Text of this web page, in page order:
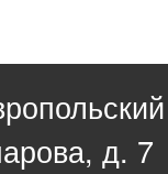
д. 7